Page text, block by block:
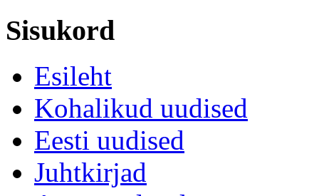
Sisukord
Esileht
Kohalikud uudised
Eesti uudised
Juhtkirjad